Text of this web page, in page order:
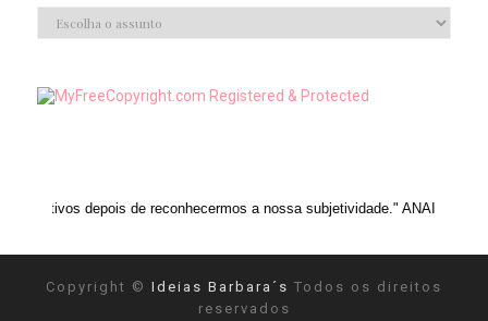
de reconhecermos a nossa subjetividade." ANAIS NIN
Copyright © Ideias Barbara´s Todos os direitos
reservados